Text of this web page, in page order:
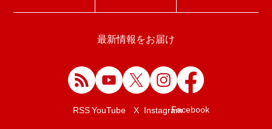
最新情報をお届け
RSSYouTube X InstagramFacebook